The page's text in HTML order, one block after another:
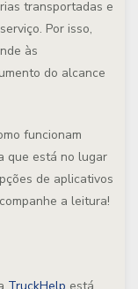
transportadas e
Por isso,
às
do alcance
funcionam
que está no lugar
de aplicativos
a leitura!